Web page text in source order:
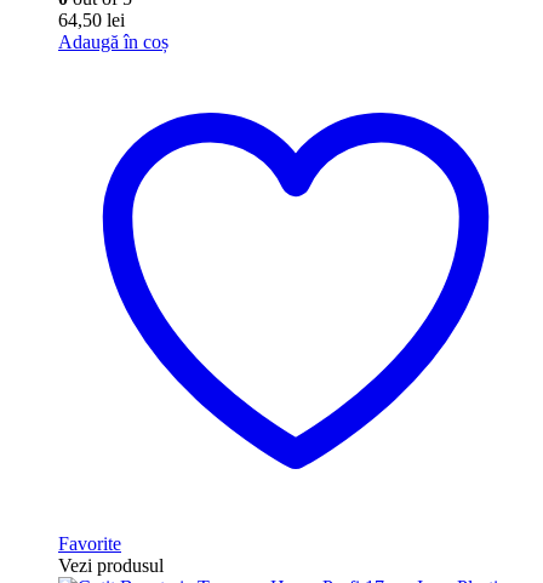
64,50 lei
Adaugă în coș
Favorite
Vezi produsul